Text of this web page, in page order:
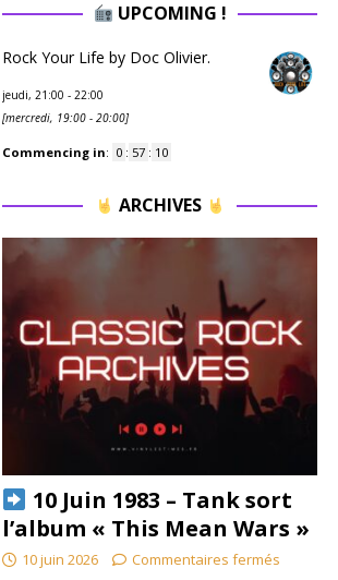
UPCOMING !
Rock Your Life by Doc Olivier.
jeudi, 21:00 - 22:00
[mercredi, 19:00 - 20:00]
Commencing in: 0 : 57 : 09
ARCHIVES
10 Juin 1983 – Tank sort
l’album « This Mean Wars »
10 juin 2026 Commentaires fermés